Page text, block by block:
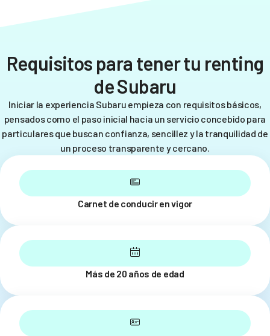
Requisitos para tener tu renting
de Subaru
Iniciar la experiencia Subaru empieza con requisitos básicos,
pensados como el paso inicial hacia un servicio concebido para
particulares que buscan confianza, sencillez y la tranquilidad de
un proceso transparente y cercano.
Carnet de conducir en vigor
Más de 20 años de edad